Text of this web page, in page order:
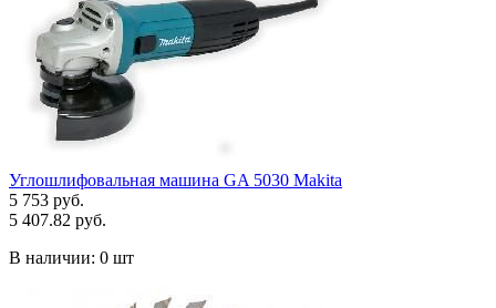
Углошлифовальная машина GA 5030 Makita
5 753 руб.
5 407.82 руб.
В наличии: 0 шт